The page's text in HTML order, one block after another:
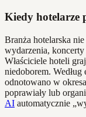
Kiedy hotelarze
Branża hotelarska
wydarzenia,
Właściciele hoteli
niedoborem.
odnotowano w
poprawiały lub
AI automatycznie